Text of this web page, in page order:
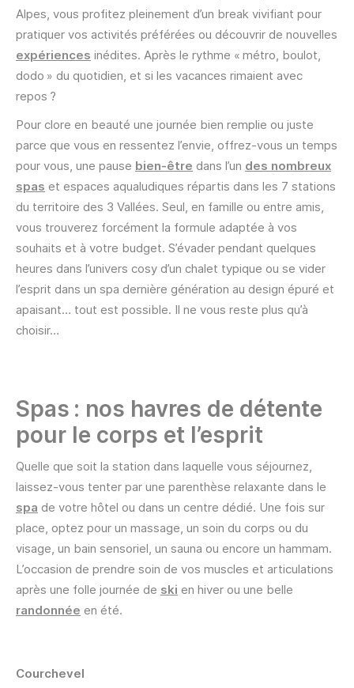
Alpes, vous profitez pleinement d’un break vivifiant pour
pratiquer vos activités préférées ou découvrir de nouvelles
expériences inédites. Après le rythme « métro, boulot,
dodo » du quotidien, et si les vacances rimaient avec
repos ?
Pour clore en beauté une journée bien remplie ou juste
parce que vous en ressentez l’envie, offrez-vous un temps
pour vous, une pause bien-être dans l’un des nombreux
spas et espaces aqualudiques répartis dans les 7 stations
du territoire des 3 Vallées. Seul, en famille ou entre amis,
vous trouverez forcément la formule adaptée à vos
souhaits et à votre budget. S’évader pendant quelques
heures dans l’univers cosy d’un chalet typique ou se vider
l’esprit dans un spa dernière génération au design épuré et
apaisant… tout est possible. Il ne vous reste plus qu’à
choisir…
Spas : nos havres de détente
pour le corps et l’esprit
Quelle que soit la station dans laquelle vous séjournez,
laissez-vous tenter par une parenthèse relaxante dans le
spa de votre hôtel ou dans un centre dédié. Une fois sur
place, optez pour un massage, un soin du corps ou du
visage, un bain sensoriel, un sauna ou encore un hammam.
L’occasion de prendre soin de vos muscles et articulations
après une folle journée de ski en hiver ou une belle
randonnée en été.
Courchevel